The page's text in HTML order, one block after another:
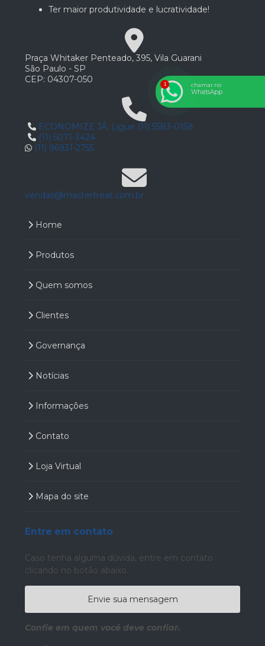
Ter maior produtividade e lucratividade!
Praça Whitaker Penteado, 395, Vila Guarani
São Paulo - SP
CEP: 04307-050
ECONOMIZE JÁ: Ligue (11) 5583-0158
(11) 5071-3424
(11) 96931-2755
vendas@mastertreat.com.br
Home
Produtos
Quem somos
Clientes
Governança
Notícias
Informações
Contato
Loja Virtual
Mapa do site
Entre em contato
Caso tenha alguma dúvida, entre em contato
clicando no botão abaixo.
Envie sua mensagem
Confie em quem você deve confiar.
chamar no
WhatsApp